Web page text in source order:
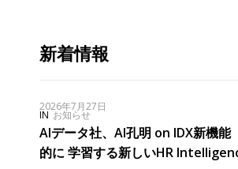
新着情報
2026年7月27日
IN お知らせ
AIデータ社、AI孔明 on IDX新機
的に 学習する新しいHR